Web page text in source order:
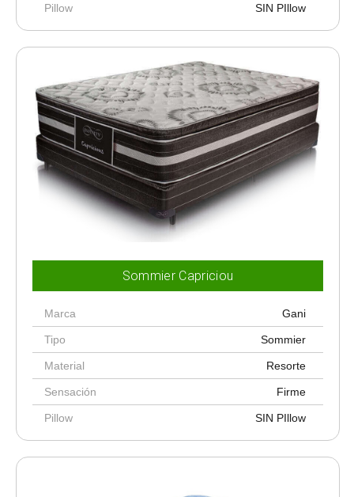
Pillow SIN PIllow
Sommier Capriciou
Marca Gani
Tipo Sommier
Material Resorte
Sensación Firme
Pillow SIN PIllow